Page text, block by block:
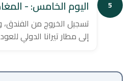
5 اليوم الخامس: -
تسجيل الخروج من الفندق،
إلى مطار تيرانا الدولي